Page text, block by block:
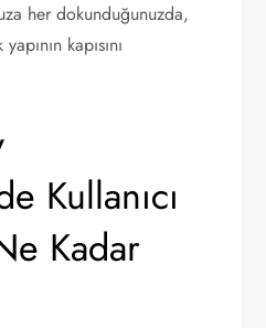
her dokunduğunuzda,
kapısını
Kullanıcı
Kadar